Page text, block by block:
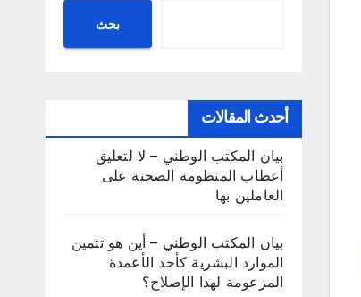
بحث
أحدث المقالات
بيان المكتب الوطني – لا لتعليق
أعطاب المنظومة الصحية على
العاملين بها
بيان المكتب الوطني – أين هو تثمين
الموارد البشرية كأحد الأعمدة
المزعومة لهدا الإصلاح؟